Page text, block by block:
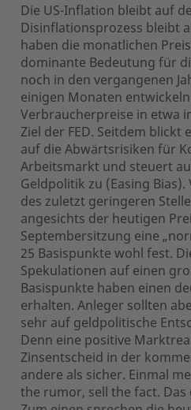
Die US-Inflation bleibt auf
Disinflationsprozess bleibt
haben die monatlichen
dominante Bedeutung für
noch in den vergangenen
einigen Monaten
Verbraucherpreise in etwa
Ziel der FED. Seitdem blickt
auf die Abwärtsrisiken für
Arbeitsmarkt und steuert
Geldpolitik zu (Easing
des zuletzt geringeren
angesichts der heutigen
Septembersitzung eine
25 Basispunkte wohl fest.
Spekulationen auf einen
Basispunkte haben einen
erhalten. Anleger sollten
sehr auf geldpolitische
Denn eine positive
Zinsentscheid in der
andere als sicher. Einmal
the rumor, sell the fact.